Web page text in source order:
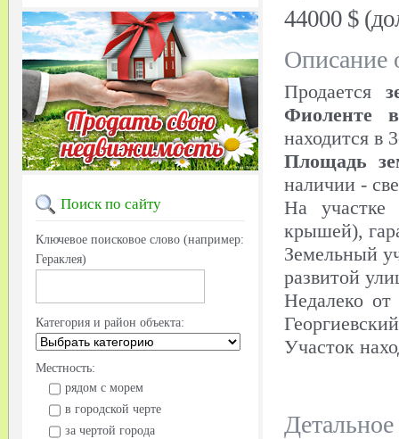
Поиск по сайту
Ключевое поисковое слово (например:
Гераклея)
Категория и район объекта:
Местность:
рядом с морем
в городской черте
за чертой города
44000 $
Описание
Продается
Фиоленте
находится в
Площадь
наличии -
На участке
крышей),
Земельный
развитой
Недалеко
Участок